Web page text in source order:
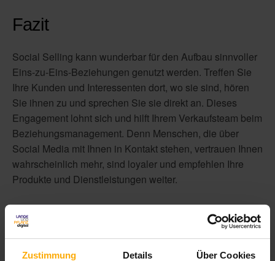
Zustimmung Details Über Cookies
Fazit
Social Selling kann wunderbar für den Aufbau sinnvoller
Eins-zu-Eins-Beziehungen genutzt werden. Treffen Sie
Ihre Kunden und Interessenten dort, wo sie sind, hören
Sie ihnen zu und sprechen Sie sie direkt an. Dieses
Engagement lohnt sich und hilft Ihrem Verkaufsteam beim
Beziehungsmanagement. Denn Menschen, die über
Social Media mit Ihnen in Kontakt stehen, vertrauen Ihnen
wahrscheinlich mehr, sind loyaler und empfehlen Ihre
Produkte und Dienstleistungen weiter.
unkompliziert!